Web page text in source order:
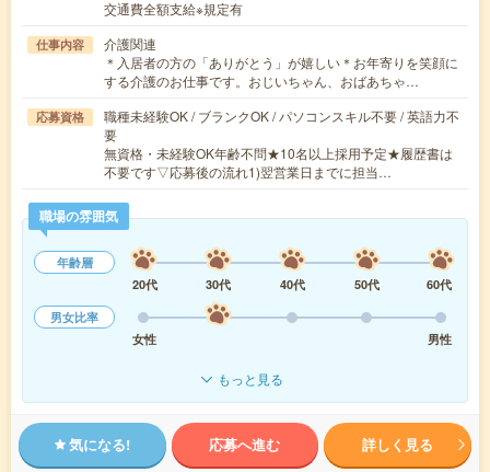
交通費全額支給※規定有
仕事内容
介護関連
＊入居者の方の「ありがとう」が嬉しい＊お年寄りを笑顔に
する介護のお仕事です。おじいちゃん、おばあちゃ…
応募資格
職種未経験OK / ブランクOK / パソコンスキル不要 / 英語力不
要
無資格・未経験OK年齢不問★10名以上採用予定★履歴書は
不要です▽応募後の流れ1)翌営業日までに担当…
職場の雰囲気
年齢層
20代
30代 40代 50代
60代
男女比率
女性
男性
もっと見る
気になる! 応募へ進む 詳しく見る